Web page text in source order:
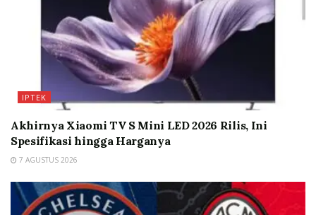
IPTEK
Akhirnya Xiaomi TV S Mini LED 2026 Rilis, Ini
Spesifikasi hingga Harganya
7 AGUSTUS 2026